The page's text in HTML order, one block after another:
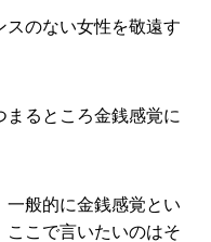
スのない女性を敬遠す
るところ金銭感覚に
一般的に金銭感覚とい
ここで言いたいのはそ